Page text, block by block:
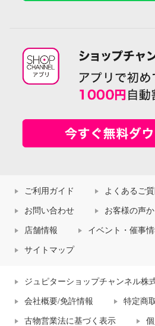
ご利用ガイド よくあるご質
お問い合わせ お客様の声
店舗情報 イベント・催事
サイトマップ
ジュピターショップチャンネル株
会社概要/免許情報 特定商
古物営業法に基づく表示